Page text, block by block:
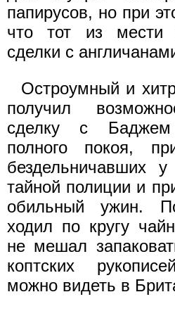
папирусов, но при
что тот из мести
сделки с
Остроумный и
получил
сделку с
полного покоя,
бездельничавших
тайной полиции и
обильный ужин.
ходил по кругу
не мешал
коптских
можно видеть в